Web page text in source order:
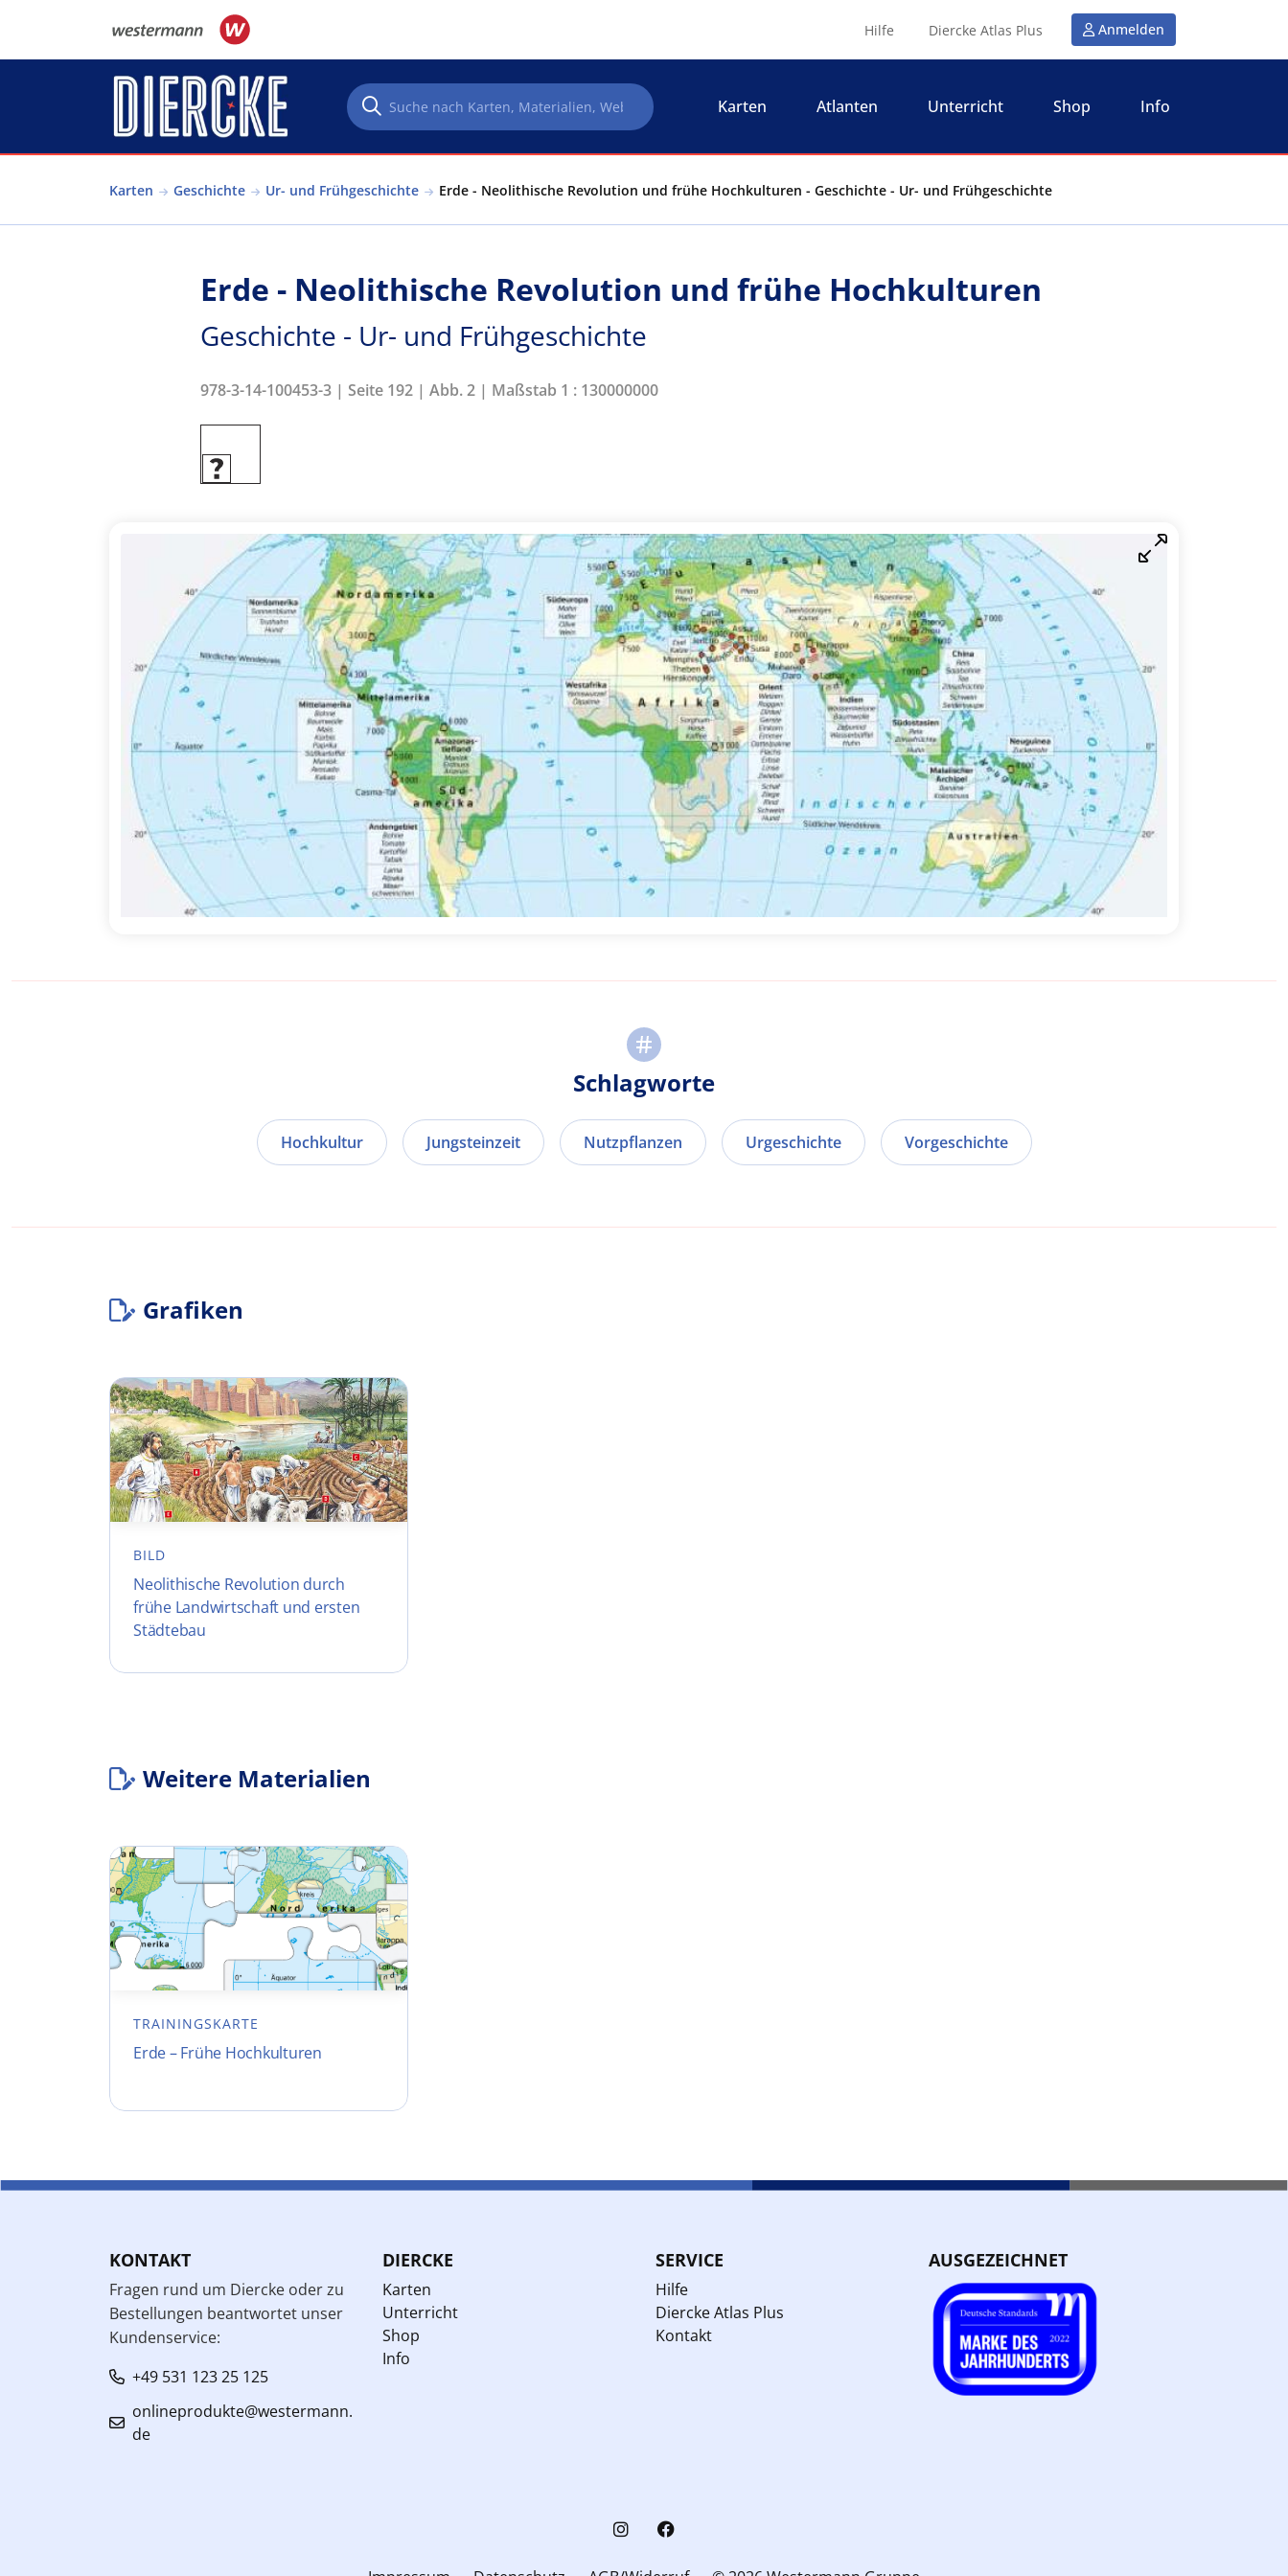
Hilfe Diercke Atlas Plus Anmelden
Karten Atlanten Unterricht Shop Info
Karten Geschichte Ur- und Frühgeschichte Erde - Neolithische Revolution und frühe Hochkulturen - Geschichte - Ur- und Frühgeschichte
Erde - Neolithische Revolution und frühe Hochkulturen
Geschichte - Ur- und Frühgeschichte
978-3-14-100453-3 | Seite 192 | Abb. 2 | Maßstab 1 : 130000000
Schlagworte
Hochkultur Jungsteinzeit Nutzpflanzen Urgeschichte Vorgeschichte
Grafiken
BILD
Neolithische Revolution durch
frühe Landwirtschaft und ersten
Städtebau
Weitere Materialien
TRAININGSKARTE
Erde – Frühe Hochkulturen
KONTAKT
Fragen rund um Diercke oder zu
Bestellungen beantwortet unser
Kundenservice:
+49 531 123 25 125
onlineprodukte@westermann.
de
DIERCKE
Karten
Unterricht
Shop
Info
SERVICE
Hilfe
Diercke Atlas Plus
Kontakt
AUSGEZEICHNET